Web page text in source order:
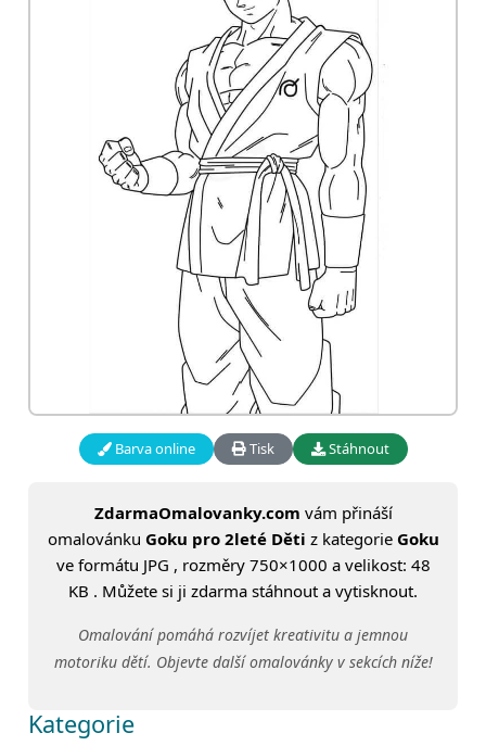
Barva online Tisk Stáhnout
ZdarmaOmalovanky.com vám přináší
omalovánku Goku pro 2leté Děti z kategorie Goku
ve formátu JPG , rozměry 750×1000 a velikost: 48
KB . Můžete si ji zdarma stáhnout a vytisknout.
Omalování pomáhá rozvíjet kreativitu a jemnou
motoriku dětí. Objevte další omalovánky v sekcích níže!
Kategorie